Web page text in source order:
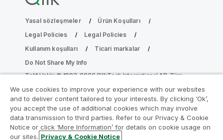
Yasal sözleşmeler
Ürün Koşulları
Legal Policies
Legal Policies
Kullanım koşulları
Ticari markalar
Do Not Share My Info
Telif Hakkı © 1993-2026 QlikTech International AB. Tüm
Analiz Modernleştirme Programına katılın
We use cookies to improve your experience with our websites
and to deliver content tailored to your interests. By clicking ‘Ok’,
you accept the use of additional cookies which may involve
data transmission to third parties. Refer to our Privacy & Cookie
Notice or click ‘More Information’ for details on cookie usage on
our sites. Privacy & Cookie Notice